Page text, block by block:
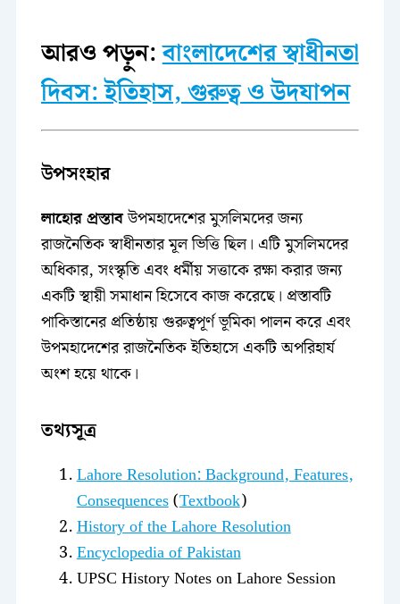
আরও পড়ুন:বাংলাদেশের স্বাধীনতা
দিবস: ইতিহাস, গুরুত্ব ও উদযাপন
উপসংহার
লাহোর প্রস্তাবউপমহাদেশের মুসলিমদের জন্য
রাজনৈতিক স্বাধীনতার মূল ভিত্তি ছিল। এটি মুসলিমদের
অধিকার, সংস্কৃতি এবং ধর্মীয় সত্তাকে রক্ষা করার জন্য
একটি স্থায়ী সমাধান হিসেবে কাজ করেছে। প্রস্তাবটি
পাকিস্তানের প্রতিষ্ঠায় গুরুত্বপূর্ণ ভূমিকা পালন করে এবং
উপমহাদেশের রাজনৈতিক ইতিহাসে একটি অপরিহার্য
অংশ হয়ে থাকে।
তথ্যসূত্র
Lahore Resolution: Background, Features,
Consequences​(Textbook)
History of the Lahore Resolution
Encyclopedia of Pakistan
UPSC History Notes on Lahore Session